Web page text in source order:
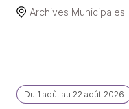
Archives Municipales |
Du 1 août au 22 août 2026